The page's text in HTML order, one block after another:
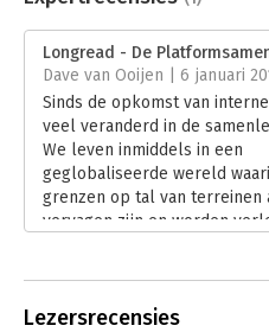
Uitgever:
AUP
Verschijningsdatum:
17-7-2018
Hoofdrubriek: Mens en
Longread - De
Dave van Ooijen | 6 januari
Sinds de opkomst van
veel veranderd in de
We leven inmiddels in een
geglobaliseerde wereld
grenzen op tal van terreinen
vervagen zijn en worden
Lezersrecensies